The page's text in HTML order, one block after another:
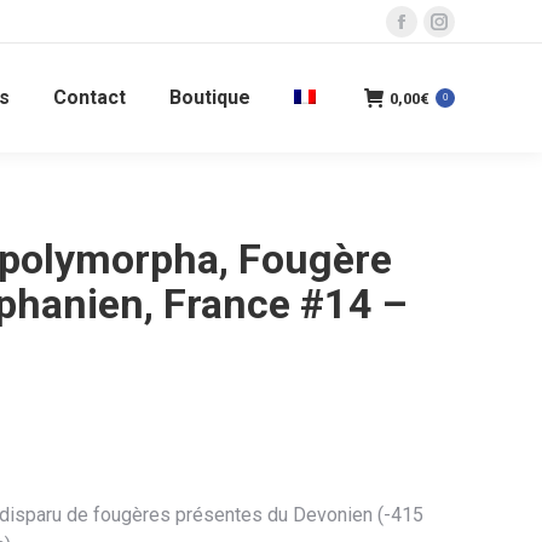
La
Facebook
La
Instagram
Contact Boutique 0,00€ 0
Fougère
France #14 –
de fougères présentes du Devonien (-415